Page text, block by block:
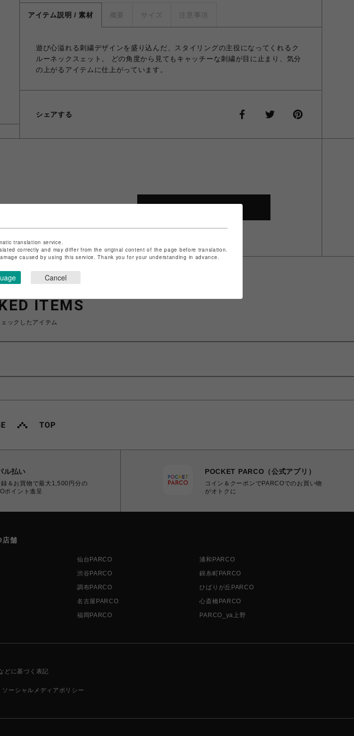
アイテム説明 / 素材 概要 サイズ 注意事項
遊び心溢れる刺繍デザインを盛り込んだ、スタイリングの主役になってくれるク
ルーネックスェット。 どの角度から見てもキャッチーな刺繍が目に止まり、気分
の上がるアイテムに仕上がっています。
シェアする
ITEMS
ックしたアイテム
ル払い
＆お買物で最大1,500円分の
ポイント進呈
POCKET PARCO（公式アプリ）
コイン＆クーポンでPARCOでのお買い物
がオトクに
店舗
仙台PARCO
浦和PARCO
渋谷PARCO
錦糸町PARCO
調布PARCO
ひばりが丘PARCO
名古屋PARCO
心斎橋PARCO
福岡PARCO PARCO_ya上野
どに基づく表記
ソーシャルメディアポリシー
translation service.
correctly and may differ from the original content of the page before translation.
caused by using this service. Thank you for your understanding in advance.
Cancel